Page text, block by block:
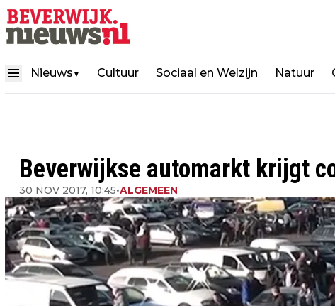
Nieuws ▼ Cultuur Sociaal en Welzijn Natuur
Beverwijkse automarkt krijgt
30 NOV 2017, 10:45•ALGEMEEN